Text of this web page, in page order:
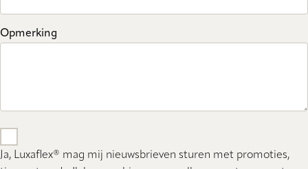
Opmerking
Ja, Luxaflex® mag mij nieuwsbrieven sturen met promoties,